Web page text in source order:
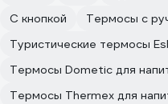
С кнопкой
Термосы с
Туристические термосы
Термосы Dometic для
Термосы Thermex для